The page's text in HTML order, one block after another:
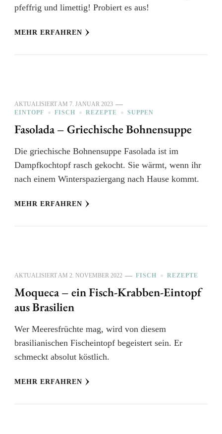
pfeffrig und limettig! Probiert es aus!
MEHR ERFAHREN
AKTUALISIERT AM 7. JANUAR 2023
EINTOPF
FISCH REZEPTE SUPPEN
Fasolada – Griechische Bohnensuppe
Die griechische Bohnensuppe Fasolada ist im
Dampfkochtopf rasch gekocht. Sie wärmt, wenn ihr
nach einem Winterspaziergang nach Hause kommt.
MEHR ERFAHREN
AKTUALISIERT AM 2. NOVEMBER 2022 FISCH REZEPTE
Moqueca – ein Fisch-Krabben-Eintopf
aus Brasilien
Wer Meeresfrüchte mag, wird von diesem
brasilianischen Fischeintopf begeistert sein. Er
schmeckt absolut köstlich.
MEHR ERFAHREN